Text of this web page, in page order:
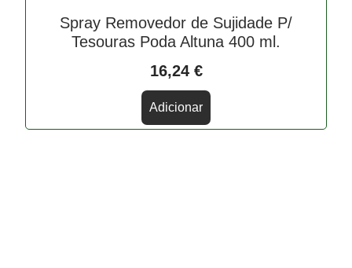
Spray Removedor de Sujidade P/
Tesouras Poda Altuna 400 ml.
16,24 €
Adicionar